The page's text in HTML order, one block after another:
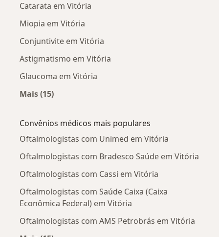
Catarata em Vitória
Miopia em Vitória
Conjuntivite em Vitória
Astigmatismo em Vitória
Glaucoma em Vitória
Mais (15)
Convênios médicos mais populares
Oftalmologistas com Unimed em Vitória
Oftalmologistas com Bradesco Saúde em Vitória
Oftalmologistas com Cassi em Vitória
Oftalmologistas com Saúde Caixa (Caixa
Econômica Federal) em Vitória
Oftalmologistas com AMS Petrobrás em Vitória